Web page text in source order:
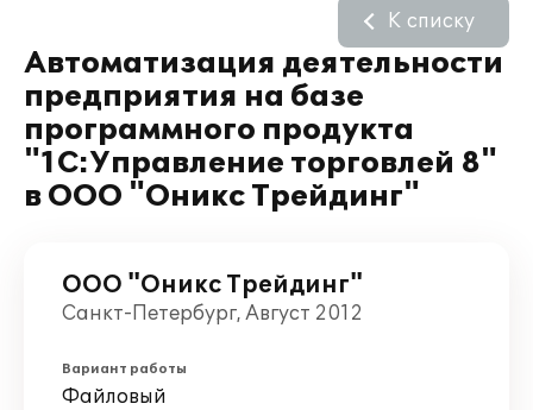
Автоматизация деятельности
предприятия на базе
программного продукта
"1С:Управление торговлей 8"
в ООО "Оникс Трейдинг"
К списку
ООО "Оникс Трейдинг"
Санкт-Петербург, Август 2012
Вариант работы
Файловый